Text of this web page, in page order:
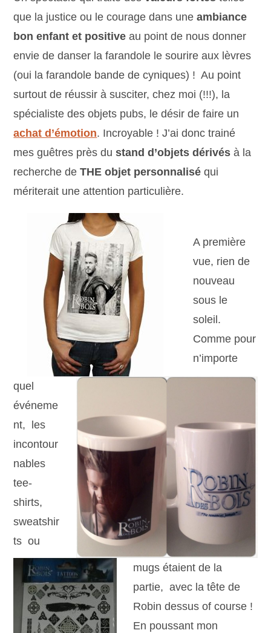
que la justice ou le courage dans uneambiance
bon enfant et positive au point de nous donner
envie de danser la farandole le sourire aux lèvres
(oui la farandole bande de cyniques) ! Au point
surtout de réussir à susciter, chez moi (!!!), la
spécialiste des objets pubs, le désir de faire un
achat d’émotion. Incroyable ! J’ai donc trainé
mes guêtres près dustand d’objets dérivés à la
recherche deTHE objet personnalisé qui
mériterait une attention particulière.
A première
vue, rien de
nouveau
sous le
soleil.
Comme pour
n’importe
quel
événeme
nt, les
incontour
nables
tee-
shirts,
sweatshir
ts ou
mugs étaient de la
partie, avec la tête de
Robin dessus of course !
En poussant mon